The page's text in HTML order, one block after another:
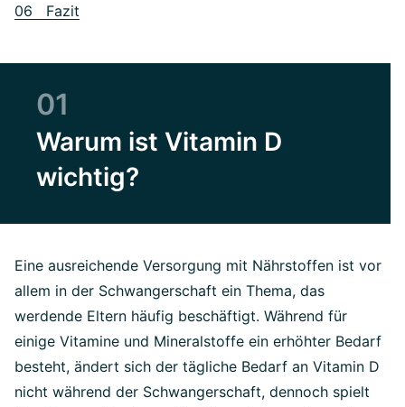
06 Fazit
01
Warum ist Vitamin D
wichtig?
Eine ausreichende Versorgung mit Nährstoffen ist vor
allem in der Schwangerschaft ein Thema, das
werdende Eltern häufig beschäftigt. Während für
einige Vitamine und Mineralstoffe ein erhöhter Bedarf
besteht, ändert sich der tägliche Bedarf an Vitamin D
nicht während der Schwangerschaft, dennoch spielt